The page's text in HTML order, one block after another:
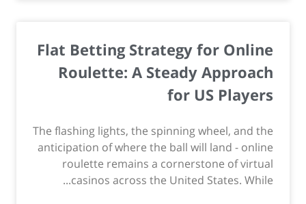
Flat Betting Strategy for Online
Roulette: A Steady Approach
for US Players
The flashing lights, the spinning wheel, and the
anticipation of where the ball will land - online
roulette remains a cornerstone of virtual
casinos across the United States. While...